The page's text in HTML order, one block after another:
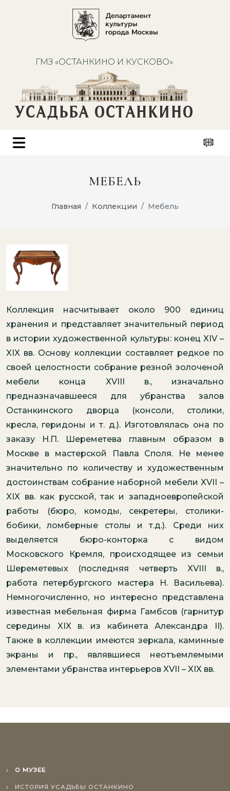
ГМЗ «ОСТАНКИНО И КУСКОВО»
УСАДЬБА ОСТАНКИНО
МЕБЕЛЬ
Главная Коллекции Мебель
Коллекция насчитывает около 900 единиц
хранения и представляет значительный период
в истории художественной культуры: конец XIV –
XIX вв. Основу коллекции составляет редкое по
своей целостности собрание резной золоченой
мебели конца XVIII в., изначально
предназначавшееся для убранства залов
Останкинского дворца (консоли, столики,
кресла, геридоны и т. д.). Изготовлялась она по
заказу Н.П. Шереметева главным образом в
Москве в мастерской Павла Споля. Не менее
значительно по количеству и художественным
достоинствам собрание наборной мебели XVII –
XIX вв. как русской, так и западноевропейской
работы (бюро, комоды, секретеры, столики-
бобики, ломберные столы и т.д.). Среди них
выделяется бюро-конторка с видом
Московского Кремля, происходящее из семьи
Шереметевых (последняя четверть XVIII в.,
работа петербургского мастера Н. Васильева).
Немногочисленно, но интересно представлена
известная мебельная фирма Гамбсов (гарнитур
середины XIX в. из кабинета Александра II).
Также в коллекции имеются зеркала, каминные
экраны и пр., являвшиеся неотъемлемыми
элементами убранства интерьеров XVII – XIX вв.
О МУЗЕЕ
ИСТОРИЯ УСАДЬБЫ ОСТАНКИНО